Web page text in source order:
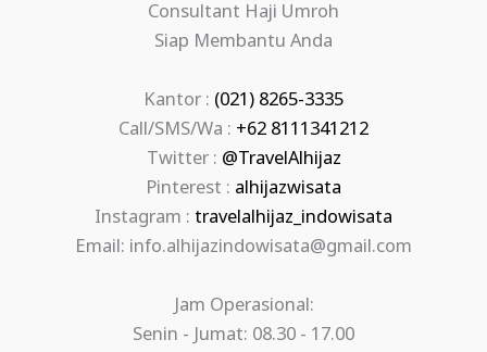
Consultant Haji Umroh
Siap Membantu Anda
Kantor : (021) 8265-3335
Call/SMS/Wa : +62 8111341212
Twitter : @TravelAlhijaz
Pinterest : alhijazwisata
Instagram : travelalhijaz_indowisata
Email: info.alhijazindowisata@gmail.com
Jam Operasional:
Senin - Jumat: 08.30 - 17.00